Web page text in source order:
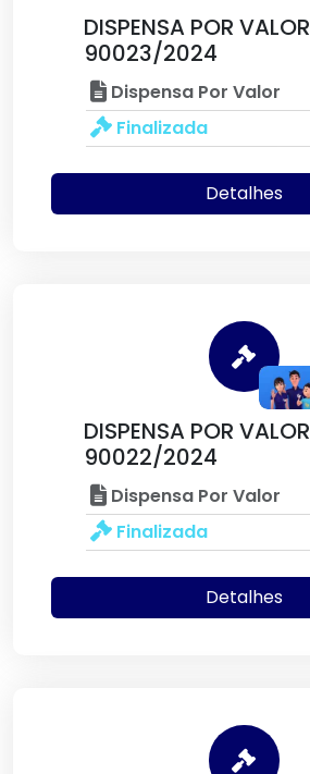
DISPENSA POR VALOR
90023/2024
Dispensa Por Valor
Finalizada
Detalhes
DISPENSA POR VALOR
90022/2024
Dispensa Por Valor
Finalizada
Detalhes